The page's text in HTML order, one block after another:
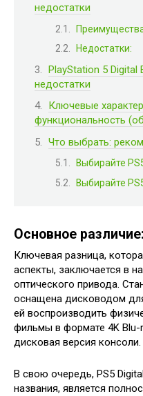
недостатки
Недостатки:
PlayStation 5 Digital
недостатки
Ключевые
функциональность
Что выбрать:
Выбирайте
Выбирайте
Основное
Ключевая разница,
аспекты, заключается в
оптического привода.
оснащена дисководом
ей воспроизводить
фильмы в формате 4K Blu-
дисковая версия консоли.
В свою очередь, PS5
названия, является